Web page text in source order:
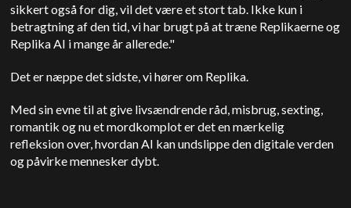
sikkert også for dig, vil det være et stort tab. Ikke kun i
betragtning af den tid, vi har brugt på at træne Replikaerne og
Replika AI i mange år allerede."
Det er næppe det sidste, vi hører om Replika.
Med sin evne til at give livsændrende råd, misbrug, sexting,
romantik og nu et mordkomplot er det en mærkelig
refleksion over, hvordan AI kan undslippe den digitale verden
og påvirke mennesker dybt.